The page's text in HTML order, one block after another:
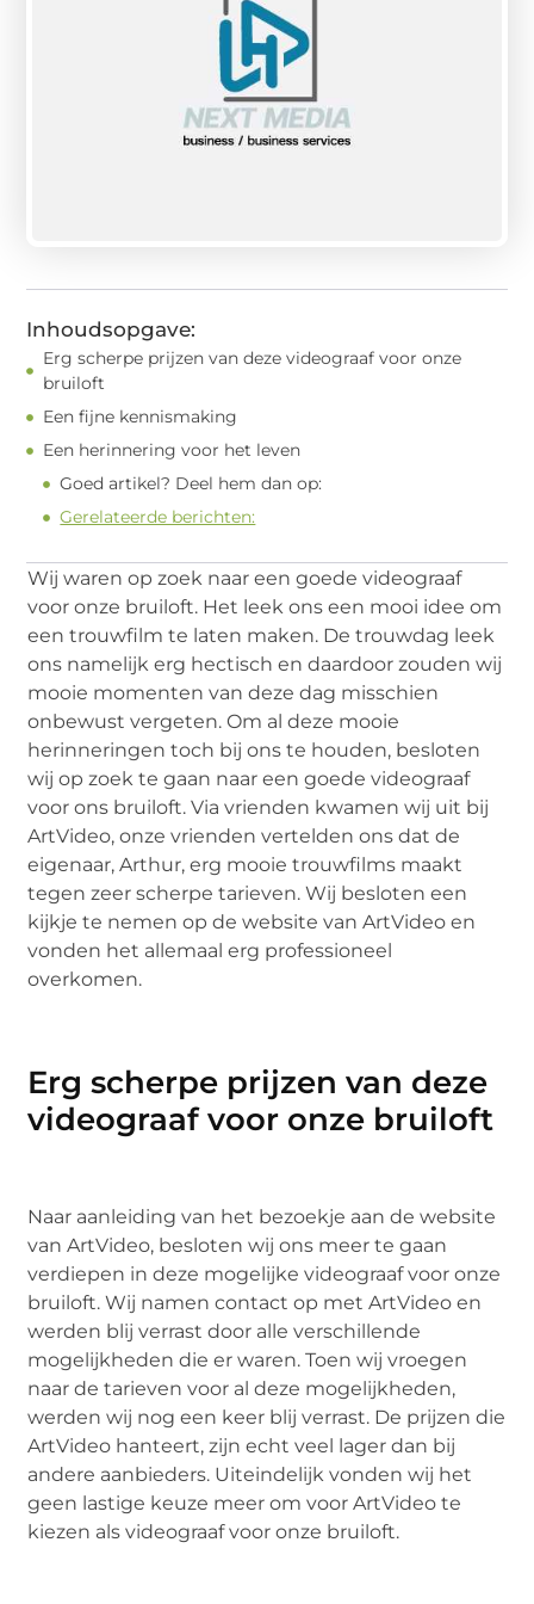
Inhoudsopgave:
Erg scherpe prijzen van deze videograaf voor onze
bruiloft
Een fijne kennismaking
Een herinnering voor het leven
Goed artikel? Deel hem dan op:
Gerelateerde berichten:
Wij waren op zoek naar een goede videograaf
voor onze bruiloft. Het leek ons een mooi idee om
een trouwfilm te laten maken. De trouwdag leek
ons namelijk erg hectisch en daardoor zouden wij
mooie momenten van deze dag misschien
onbewust vergeten. Om al deze mooie
herinneringen toch bij ons te houden, besloten
wij op zoek te gaan naar een goede videograaf
voor ons bruiloft. Via vrienden kwamen wij uit bij
ArtVideo, onze vrienden vertelden ons dat de
eigenaar, Arthur, erg mooie trouwfilms maakt
tegen zeer scherpe tarieven. Wij besloten een
kijkje te nemen op de website van ArtVideo en
vonden het allemaal erg professioneel
overkomen.
Erg scherpe prijzen van deze
videograaf voor onze bruiloft
Naar aanleiding van het bezoekje aan de website
van ArtVideo, besloten wij ons meer te gaan
verdiepen in deze mogelijke videograaf voor onze
bruiloft. Wij namen contact op met ArtVideo en
werden blij verrast door alle verschillende
mogelijkheden die er waren. Toen wij vroegen
naar de tarieven voor al deze mogelijkheden,
werden wij nog een keer blij verrast. De prijzen die
ArtVideo hanteert, zijn echt veel lager dan bij
andere aanbieders. Uiteindelijk vonden wij het
geen lastige keuze meer om voor ArtVideo te
kiezen als videograaf voor onze bruiloft.